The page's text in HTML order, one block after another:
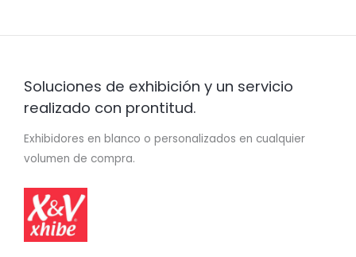
Soluciones de exhibición y un servicio
realizado con prontitud.
Exhibidores en blanco o personalizados en cualquier
volumen de compra.